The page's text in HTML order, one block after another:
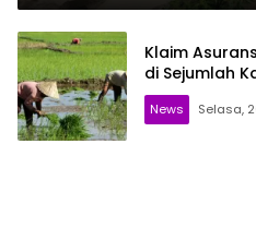
Klaim
di Sejumlah
News Selasa,